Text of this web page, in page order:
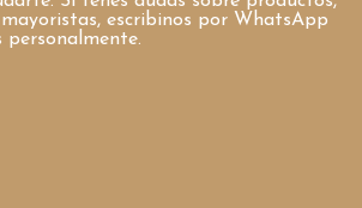
escribinos por WhatsApp
personalmente.